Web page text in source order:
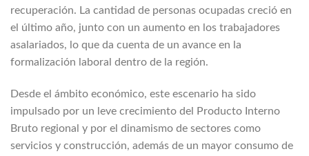
recuperación. La cantidad de personas ocupadas creció en
el último año, junto con un aumento en los trabajadores
asalariados, lo que da cuenta de un avance en la
formalización laboral dentro de la región.
Desde el ámbito económico, este escenario ha sido
impulsado por un leve crecimiento del Producto Interno
Bruto regional y por el dinamismo de sectores como
servicios y construcción, además de un mayor consumo de